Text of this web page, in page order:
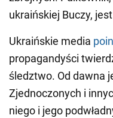
ukraińskiej Buczy,
Ukraińskie media
propagandyści
śledztwo. Od dawna
Zjednoczonych i
niego i jego